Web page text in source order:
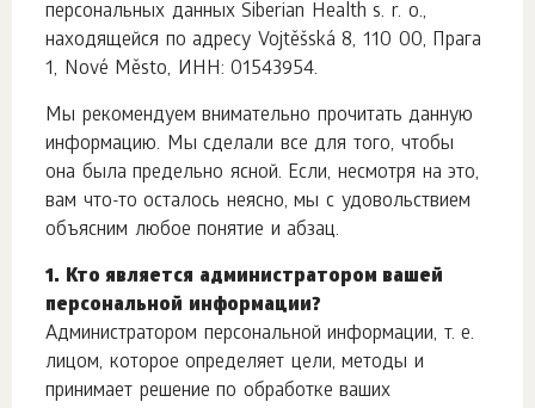
персональных данных Siberian Health s. r. o.,
находящейся по адресу Vojtěšská 8, 110 00, Прага
1, Nové Město, ИНН: 01543954.
Мы рекомендуем внимательно прочитать данную
информацию. Мы сделали все для того, чтобы
она была предельно ясной. Если, несмотря на это,
вам что-то осталось неясно, мы с удовольствием
объясним любое понятие и абзац.
1. Кто является администратором вашей
персональной информации?
Администратором персональной информации, т. е.
лицом, которое определяет цели, методы и
принимает решение по обработке ваших